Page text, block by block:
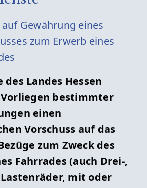
Gewährung eines
zum Erwerb eines
Landes Hessen
bestimmter
einen
Vorschuss auf das
zum Zweck des
Fahrrades (auch Drei-,
mit oder